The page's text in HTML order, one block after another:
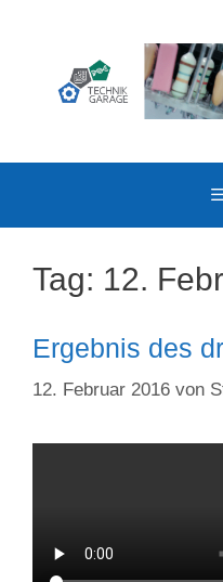
Tag: 12.
Ergebnis des
12. Februar 2016 von